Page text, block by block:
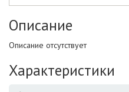
Описание
Описание отсутствует
Характеристики